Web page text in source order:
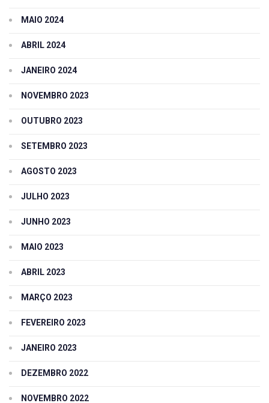
MAIO 2024
ABRIL 2024
JANEIRO 2024
NOVEMBRO 2023
OUTUBRO 2023
SETEMBRO 2023
AGOSTO 2023
JULHO 2023
JUNHO 2023
MAIO 2023
ABRIL 2023
MARÇO 2023
FEVEREIRO 2023
JANEIRO 2023
DEZEMBRO 2022
NOVEMBRO 2022